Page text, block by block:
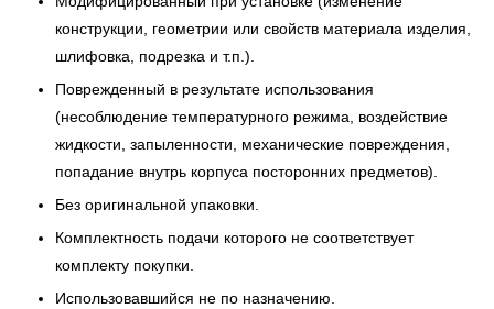
конструкции, геометрии или свойств материала изделия,
шлифовка, подрезка и т.п.).
Поврежденный в результате использования
(несоблюдение температурного режима, воздействие
жидкости, запыленности, механические повреждения,
попадание внутрь корпуса посторонних предметов).
Без оригинальной упаковки.
Комплектность подачи которого не соответствует
комплекту покупки.
Использовавшийся не по назначению.